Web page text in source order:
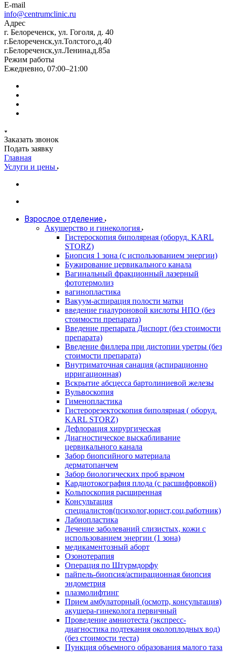
E-mail
info@centrumclinic.ru
Адрес
г. Белореченск, ул. Гоголя, д. 40
г.Белореченск,ул.Толстого,д.40
г.Белореченск,ул.Ленина,д.85а
Режим работы
Ежедневно, 07:00–21:00
Заказать звонок
Подать заявку
Главная
Услуги и цены
Взрослое отделение
Акушерство и гинекология
Гистероскопия биполярная (оборуд. KARL
STORZ)
Биопсия 1 зона (с использованием энергии)
Бужирование цервикального канала
Вагинальный фракционный лазерный
фототермолиз
вагинопластика
Вакуум-аспирация полости матки
введение гиалуроновой кислоты НПО (без
стоимости препарата)
Введение препарата Диспорт (без стоимости
препарата)
Введение филлера при дистопии уретры (без
стоимости препарата)
Внутриматочная санация (аспирационно
ирригационная)
Вскрытие абсцесса бартолиниевой железы
Вульвоскопия
Гименопластика
Гистерорезектоскопия биполярная ( оборуд.
KARL STORZ)
Дефлорация хирургическая
Диагностическое выскабливание
цервикального канала
Забор биопсийного материала
дерматопанчем
Забор биологических проб врачом
Кардиотокография плода (с расшифровкой)
Кольпоскопия расширенная
Консультация
специалистов(психолог,юрист,соц.работник)
Лабиопластика
Лечение заболеваний слизистых, кожи с
использованием энергии (1 зона)
медикаментозный аборт
Озонотерапия
Операция по Штурмдорфу
пайпель-биопсия/аспирационная биопсия
эндометрия
плазмолифтинг
Прием амбулаторный (осмотр, консультация)
акушера-гинеколога первичный
Проведение амниотеста (экспресс-
диагностика подтекания околоплодных вод)
(без стоимости теста)
Пункция объемного образования малого таза